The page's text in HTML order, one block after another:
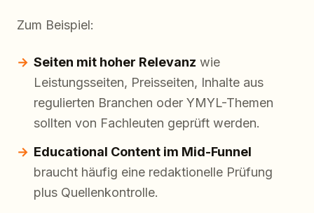
Zum Beispiel:
Seiten mit hoher Relevanz wie
Leistungsseiten, Preisseiten, Inhalte aus
regulierten Branchen oder YMYL-Themen
sollten von Fachleuten geprüft werden.
Educational Content im Mid-Funnel
braucht häufig eine redaktionelle Prüfung
plus Quellenkontrolle.